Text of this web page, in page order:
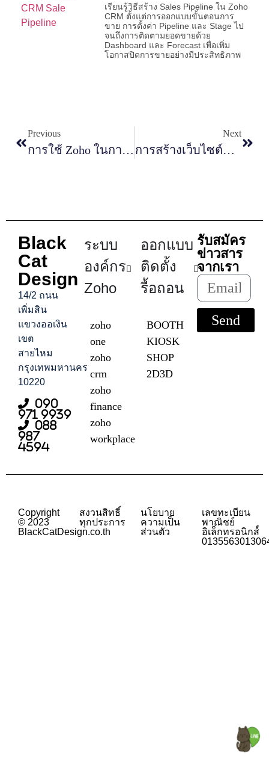
เรียนรู้วิธีสร้าง Sales Pipeline ใน Zoho
CRM ตั้งแต่การออกแบบขั้นตอนการ
ขาย การตั้งค่า Pipeline และ Stage ไป
จนถึงการติดตามยอดขายด้วย
Dashboard และ Forecast เพื่อเพิ่ม
โอกาสปิดการขายอย่างมีประสิทธิภาพ
Previous
การใช้ Zoho ในการสร้างธุรกิจดิจิทัล
Next
การสร้างเว็บไซต์สำหรับธุรกิจขนาดเล็ก
Black
Cat
Design
14/2 ถนน
เพิ่มสิน
แขวงออเงิน
เขต
สายไหม
กรุงเทพมหานคร
10220
090
971 9939
088
987
4594
ระบบ
องค์กร
Zoho
zoho
one
zoho
crm
zoho
finance
zoho
workplace
ออกแบบ
ติดตั้ง
รื้อถอน
BOOTH
KIOSK
SHOP
2D3D
รับสมัคร
ข่าวสาร
จากเรา
Send
Copyright
© 2023
BlackCatDesign.co.th
สงวนสิทธิ์
ทุกประการ
นโยบาย
ความเป็น
ส่วนตัว
เลขทะเบียน
พาณิชย์
อิเล็กทรอนิกส์์